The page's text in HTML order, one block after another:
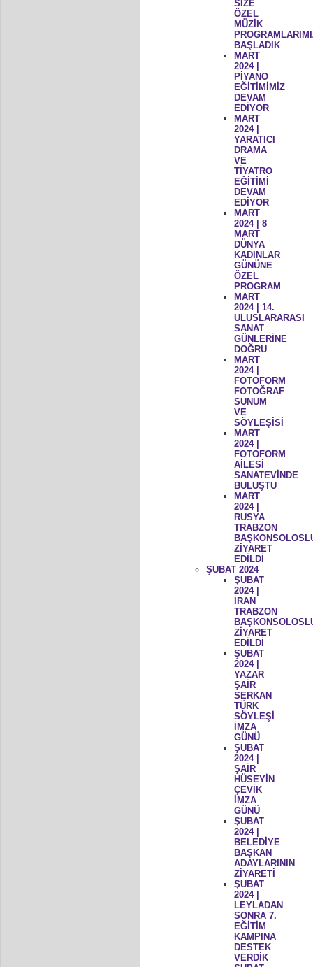
SİZE
ÖZEL
MÜZİK
BAŞLADIK
MART
2024 |
PİYANO
EĞİTİMİMİZ
DEVAM
EDİYOR
MART
2024 |
YARATICI
DRAMA
VE
TİYATRO
EĞİTİMİ
DEVAM
EDİYOR
MART
2024 | 8
MART
DÜNYA
KADINLAR
GÜNÜNE
ÖZEL
PROGRAM
MART
2024 | 14.
ULUSLARARASI
SANAT
GÜNLERİNE
DOĞRU
MART
2024 |
FOTOFORM
FOTOĞRAF
SUNUM
VE
SÖYLEŞİSİ
MART
2024 |
FOTOFORM
AİLESİ
SANATEVİNDE
BULUŞTU
MART
2024 |
RUSYA
TRABZON
ZİYARET
EDİLDİ
ŞUBAT 2024
ŞUBAT
2024 |
İRAN
TRABZON
ZİYARET
EDİLDİ
ŞUBAT
2024 |
YAZAR
ŞAİR
SERKAN
TÜRK
SÖYLEŞİ
İMZA
GÜNÜ
ŞUBAT
2024 |
ŞAİR
HÜSEYİN
ÇEVİK
İMZA
GÜNÜ
ŞUBAT
2024 |
BELEDİYE
BAŞKAN
ADAYLARININ
ZİYARETİ
ŞUBAT
2024 |
LEYLADAN
SONRA 7.
EĞİTİM
KAMPINA
DESTEK
VERDİK